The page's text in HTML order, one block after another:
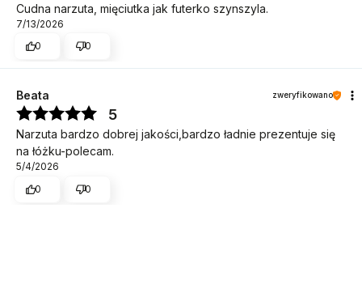
Cudna narzuta, mięciutka jak futerko szynszyla.
7/13/2026
0
0
Beata zweryfikowano
5
Narzuta bardzo dobrej jakości,bardzo ładnie prezentuje się
na łóżku-polecam.
5/4/2026
0
0